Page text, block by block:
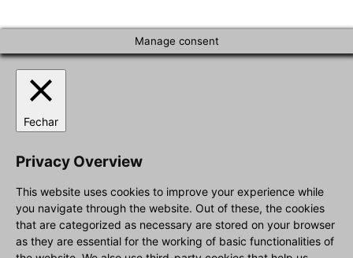
Manage consent
Fechar
Privacy Overview
This website uses cookies to improve your experience while
you navigate through the website. Out of these, the cookies
that are categorized as necessary are stored on your browser
as they are essential for the working of basic functionalities of